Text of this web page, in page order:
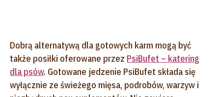
Dobrą alternatywą dla gotowych karm mogą być
także posiłki oferowane przez PsiBufet – katering
dla psów. Gotowane jedzenie PsiBufet składa się
wyłącznie ze świeżego mięsa, podrobów, warzyw i